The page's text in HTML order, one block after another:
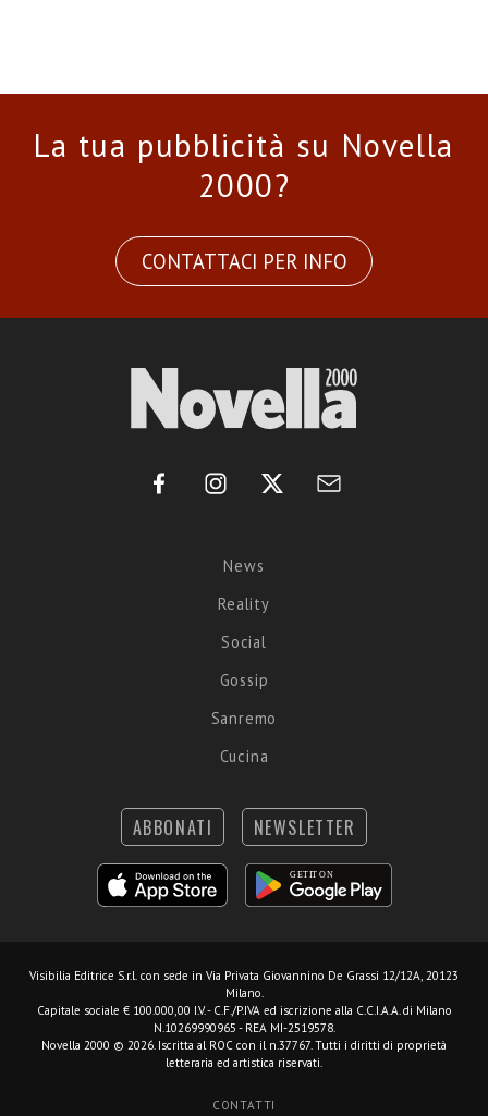
La tua pubblicità su Novella
2000?
CONTATTACI PER INFO
News
Reality
Social
Gossip
Sanremo
Cucina
ABBONATI NEWSLETTER
Visibilia Editrice S.r.l. con sede in Via Privata Giovannino De Grassi 12/12A, 20123
Milano.
Capitale sociale € 100.000,00 I.V. - C.F./P.IVA ed iscrizione alla C.C.I.A.A. di Milano
N.10269990965 - REA MI-2519578.
Novella 2000 © 2026. Iscritta al ROC con il n.37767. Tutti i diritti di proprietà
letteraria ed artistica riservati.
CONTATTI